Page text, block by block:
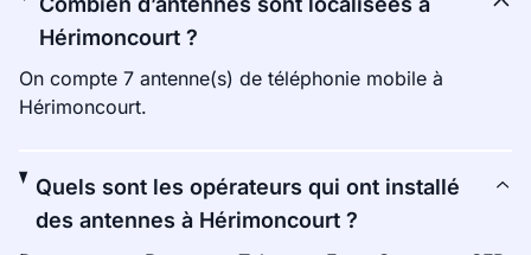
Hérimoncourt ?
On compte 7 antenne(s) de téléphonie mobile à
Hérimoncourt.
Quels sont les opérateurs qui ont installé
des antennes à Hérimoncourt ?